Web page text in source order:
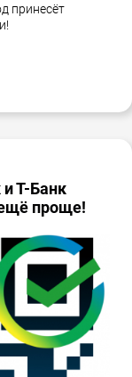
принесёт
Т-Банк
проще!